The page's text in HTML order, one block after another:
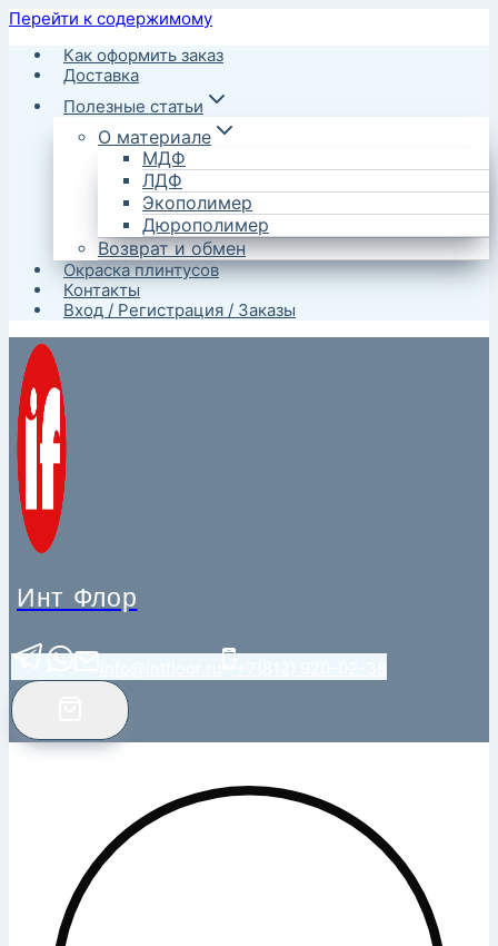
Перейти к содержимому
Как оформить заказ
Доставка
Полезные статьи
О материале
МДФ
ЛДФ
Экополимер
Дюрополимер
Возврат и обмен
Окраска плинтусов
Контакты
Вход / Регистрация / Заказы
Инт Флор